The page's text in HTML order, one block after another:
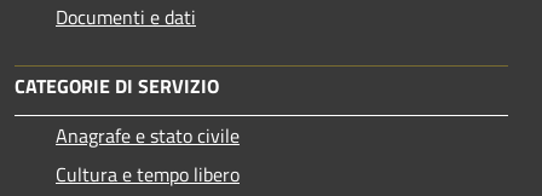
Documenti e dati
CATEGORIE DI SERVIZIO
Anagrafe e stato civile
Cultura e tempo libero